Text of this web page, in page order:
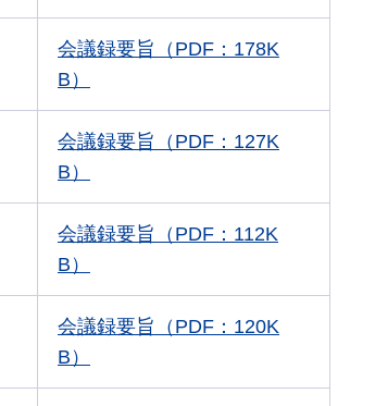
会議録要旨（PDF：178K
B）
会議録要旨（PDF：127K
B）
会議録要旨（PDF：112K
B）
会議録要旨（PDF：120K
B）